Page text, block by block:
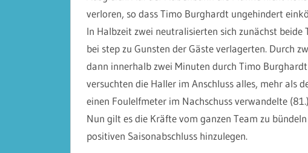
verloren, so dass Timo Burghardt ungehindert
In Halbzeit zwei neutralisierten sich zunächst
bei step zu Gunsten der Gäste verlagerten. Durch
dann innerhalb zwei Minuten durch Timo
versuchten die Haller im Anschluss alles, mehr als
einen Foulelfmeter im Nachschuss verwandelte
Nun gilt es die Kräfte vom ganzen Team zu
positiven Saisonabschluss hinzulegen.